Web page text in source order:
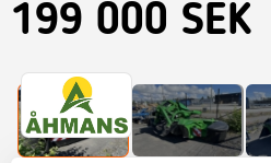
199 000 SEK